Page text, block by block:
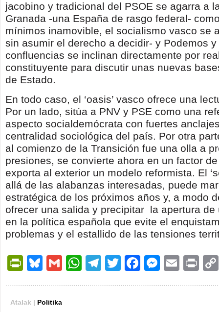
jacobino y tradicional del PSOE se agarra a
Granada -una España de rasgo federal-
mínimos inamovible, el socialismo vasco se
sin asumir el derecho a decidir- y Podemos
confluencias se inclinan directamente por
constituyente para discutir unas nuevas
de Estado.
En todo caso, el ‘oasis’ vasco ofrece una
Por un lado, sitúa a PNV y PSE como una
aspecto socialdemócrata con fuertes
centralidad sociológica del país. Por otra
al comienzo de la Transición fue una olla a
presiones, se convierte ahora en un factor
exporta al exterior un modelo reformista. El
allá de las alabanzas interesadas, puede
estratégica de los próximos años y, a modo
ofrecer una salida y precipitar la apertura de
en la política española que evite el
problemas y el estallido de las tensiones
PrintFriendly
Bluesky
GmailWhatsApp
Telegram
TwitterFacebook
Email
Atalak | Politika